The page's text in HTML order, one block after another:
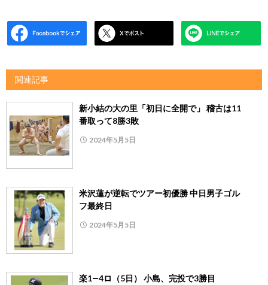
関連記事
新小結の大の里「初日に全開で」 稽古は11
番取って8勝3敗
2024年5月5日
米沢蓮が逆転でツアー初優勝 中日男子ゴル
フ最終日
2024年5月5日
楽1―4ロ（5日） 小島、完投で3勝目